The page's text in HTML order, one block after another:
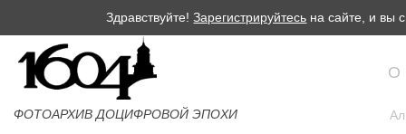
Здравствуйте!Зарегистрируйтесь на сайте, и вы
ФОТОАРХИВ ДОЦИФРОВОЙ ЭПОХИ
О